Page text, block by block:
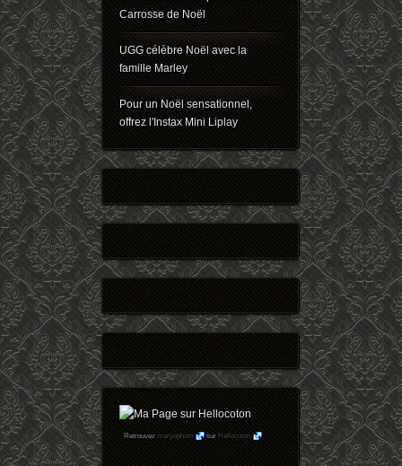
Carrosse de Noël
UGG célèbre Noël avec la
famille Marley
Pour un Noël sensationnel,
offrez l'Instax Mini Liplay
Retrouvezmaryophoto surHellocoton